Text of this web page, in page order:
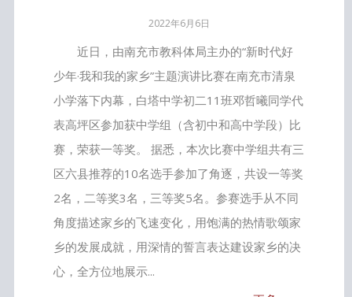
2022年6月6日
近日，由南充市教科体局主办的“新时代好
少年·我和我的家乡”主题演讲比赛在南充市清泉
小学落下内幕，白塔中学初二11班邓哲曦同学代
表高坪区参加获中学组（含初中和高中学段）比
赛，荣获一等奖。 据悉，本次比赛中学组共有三
区六县推荐的10名选手参加了角逐，共设一等奖
2名，二等奖3名，三等奖5名。参赛选手从不同
角度描述家乡的飞速变化，用饱满的热情歌颂家
乡的发展成就，用深情的誓言表达建设家乡的决
心，全方位地展示...